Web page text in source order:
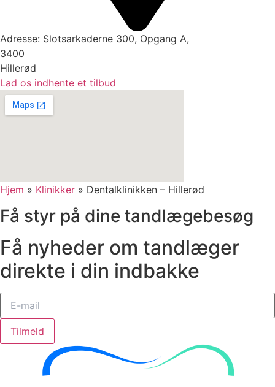
Adresse: Slotsarkaderne 300, Opgang A,
3400
Hillerød
Lad os indhente et tilbud
Hjem » Klinikker » Dentalklinikken – Hillerød
Få styr på dine tandlægebesøg
Få nyheder om tandlæger
direkte i din indbakke
Tilmeld